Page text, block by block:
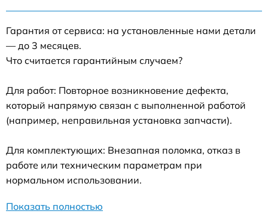
Гарантия от сервиса: на установленные нами детали
— до 3 месяцев.
Что считается гарантийным случаем?
Для работ: Повторное возникновение дефекта,
который напрямую связан с выполненной работой
(например, неправильная установка запчасти).
Для комплектующих: Внезапная поломка, отказ в
работе или техническим параметрам при
нормальном использовании.
Показать полностью